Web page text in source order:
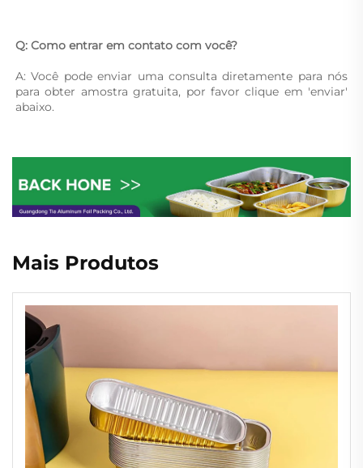
Q: Como entrar em contato com você?
A: Você pode enviar uma consulta diretamente para nós
para obter amostra gratuita, por favor clique em 'enviar'
abaixo.
Mais Produtos